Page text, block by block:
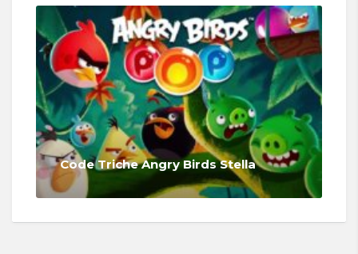
Code Triche Angry Birds Stella